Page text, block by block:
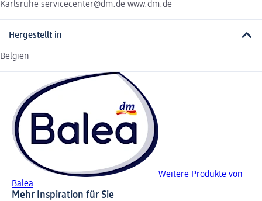
Karlsruhe servicecenter@dm.de www.dm.de
Hergestellt in
Belgien
Weitere Produkte von
Balea
Mehr Inspiration für Sie